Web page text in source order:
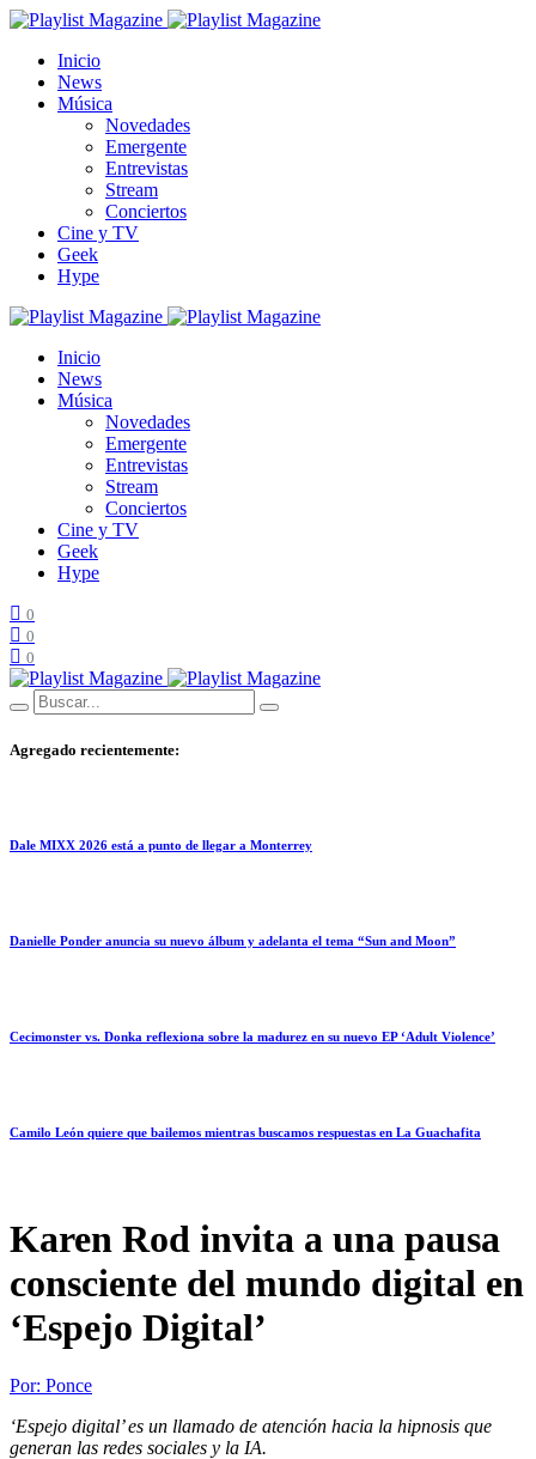
Inicio
News
Música
Novedades
Emergente
Entrevistas
Stream
Conciertos
Cine y TV
Geek
Hype
Inicio
News
Música
Novedades
Emergente
Entrevistas
Stream
Conciertos
Cine y TV
Geek
Hype
0
0
0
Agregado recientemente:
Dale MIXX 2026 está a punto de llegar a Monterrey
Danielle Ponder anuncia su nuevo álbum y adelanta el tema “Sun and Moon”
Cecimonster vs. Donka reflexiona sobre la madurez en su nuevo EP ‘Adult Violence’
Camilo León quiere que bailemos mientras buscamos respuestas en La Guachafita
Karen Rod invita a una pausa
consciente del mundo digital en
‘Espejo Digital’
Por: Ponce
‘Espejo digital’ es un llamado de atención hacia la hipnosis que
generan las redes sociales y la IA.